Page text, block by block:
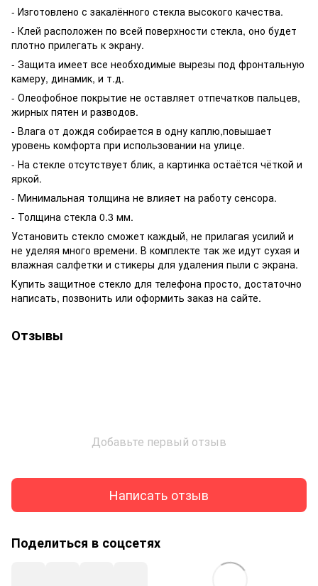
- Изготовлено с закалённого стекла высокого качества.
- Клей расположен по всей поверхности стекла, оно будет
плотно прилегать к экрану.
- Защита имеет все необходимые вырезы под фронтальную
камеру, динамик, и т.д.
- Олеофобное покрытие не оставляет отпечатков пальцев,
жирных пятен и разводов.
- Влага от дождя собирается в одну каплю,повышает
уровень комфорта при использовании на улице.
- На стекле отсутствует блик, а картинка остаётся чёткой и
яркой.
- Минимальная толщина не влияет на работу сенсора.
- Толщина стекла 0.3 мм.
Установить стекло сможет каждый, не прилагая усилий и
не уделяя много времени. В комплекте так же идут сухая и
влажная салфетки и стикеры для удаления пыли с экрана.
Купить защитное стекло для телефона просто, достаточно
написать, позвонить или оформить заказ на сайте.
Отзывы
Добавьте первый отзыв
Написать отзыв
Поделиться в соцсетях